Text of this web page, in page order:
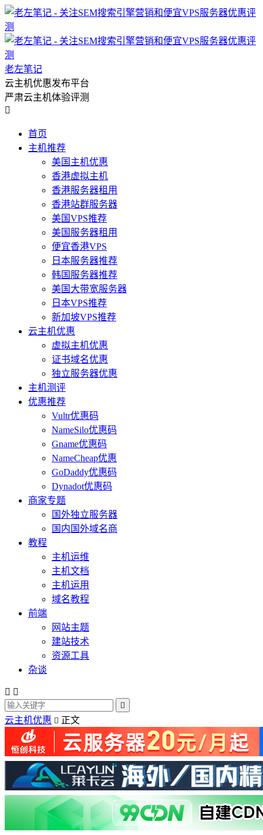
老左笔记
云主机优惠发布平台
严肃云主机体验评测

首页
主机推荐
美国主机优惠
香港虚拟主机
香港服务器租用
香港站群服务器
美国VPS推荐
美国服务器租用
便宜香港VPS
日本服务器推荐
韩国服务器推荐
美国大带宽服务器
日本VPS推荐
新加坡VPS推荐
云主机优惠
虚拟主机优惠
证书域名优惠
独立服务器优惠
主机测评
优惠推荐
Vultr优惠码
NameSilo优惠码
Gname优惠码
NameCheap优惠
GoDaddy优惠码
Dynadot优惠码
商家专题
国外独立服务器
国内国外域名商
教程
主机运维
主机文档
主机运用
域名教程
前端
网站主题
建站技术
资源工具
杂谈
 

云主机优惠  正文